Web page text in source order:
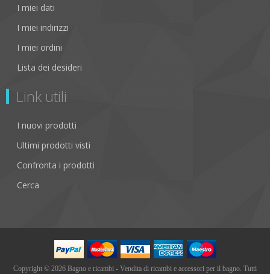
I miei dati
I miei indirizzi
I miei ordini
Lista dei desideri
Link utili
I nuovi prodotti
Ultimi prodotti visti
Confronta i prodotti
Cerca
Copyright © 2026 Bagno e ricambi - Vendita di ricambi e accessori per il bagno. Tutti